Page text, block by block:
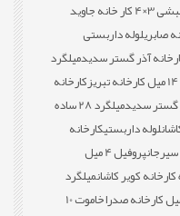
نبشی 3×4 کار خانه جاوید
لوله داربستی
میلگرد
کارخانه
میلگرد 28 ساده
لوله داربستیکارخانه
پروفیل 4 میل
میلگرد
خاموت 10